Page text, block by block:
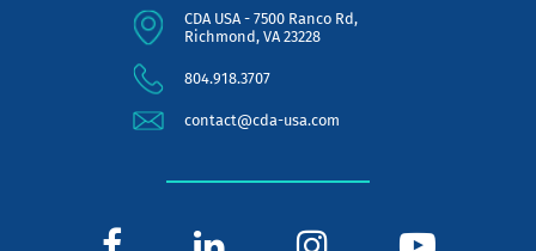
CDA USA - 7500 Ranco Rd,
Richmond, VA 23228
804.918.3707
contact@cda-usa.com